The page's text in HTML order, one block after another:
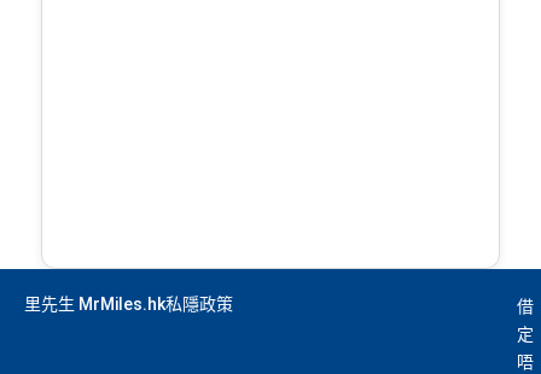
里先生 MrMiles.hk私隱政策
借
定
唔